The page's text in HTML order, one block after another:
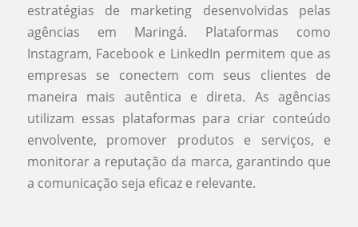
estratégias de marketing desenvolvidas pelas
agências em Maringá. Plataformas como
Instagram, Facebook e LinkedIn permitem que as
empresas se conectem com seus clientes de
maneira mais autêntica e direta. As agências
utilizam essas plataformas para criar conteúdo
envolvente, promover produtos e serviços, e
monitorar a reputação da marca, garantindo que
a comunicação seja eficaz e relevante.